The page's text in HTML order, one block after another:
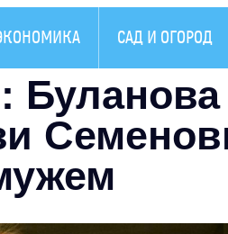
САД И ОГОРОД
Буланова